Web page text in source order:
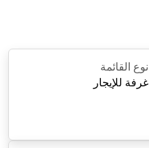
نوع القائمة
غرفة للإيجار